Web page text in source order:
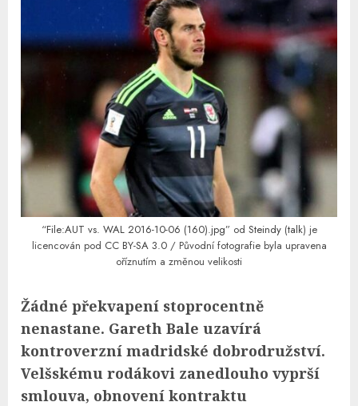
“File:AUT vs. WAL 2016-10-06 (160).jpg” od Steindy(talk) je
licencován pod CC BY-SA 3.0/ Původní fotografie byla upravena
oříznutím a změnou velikosti
Žádné překvapení stoprocentně
nenastane. Gareth Bale uzavírá
kontroverzní madridské dobrodružství.
Velšskému rodákovi zanedlouho vyprší
smlouva, obnovení kontraktu